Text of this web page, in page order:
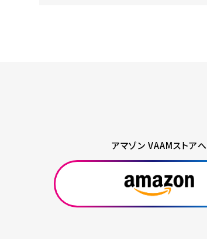
アマゾン VAAMストアへ